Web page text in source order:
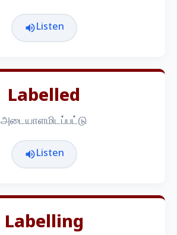
Listen
Labelled
அடையாளமிடப்பட்டு
Listen
Labelling